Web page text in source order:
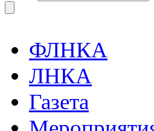
ФЛНКА
ЛНКА
Газета